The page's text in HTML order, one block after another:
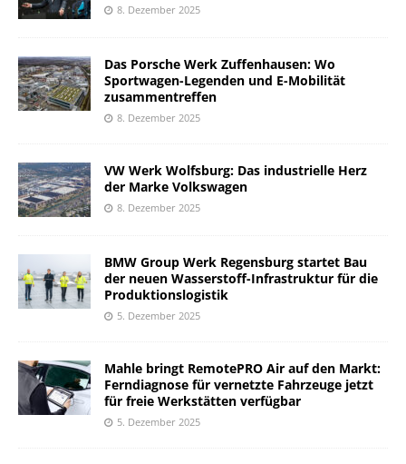
8. Dezember 2025
Das Porsche Werk Zuffenhausen: Wo
Sportwagen-Legenden und E-Mobilität
zusammentreffen
8. Dezember 2025
VW Werk Wolfsburg: Das industrielle Herz
der Marke Volkswagen
8. Dezember 2025
BMW Group Werk Regensburg startet Bau
der neuen Wasserstoff-Infrastruktur für die
Produktionslogistik
5. Dezember 2025
Mahle bringt RemotePRO Air auf den Markt:
Ferndiagnose für vernetzte Fahrzeuge jetzt
für freie Werkstätten verfügbar
5. Dezember 2025